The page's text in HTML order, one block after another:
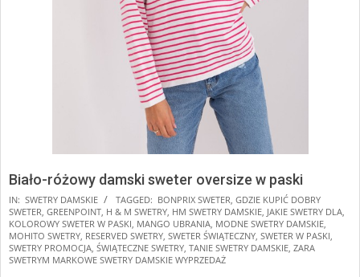
Biało-różowy damski sweter oversize w paski
2025-
11-
17
IN: SWETRY DAMSKIE TAGGED: BONPRIX SWETER, GDZIE KUPIĆ DOBRY
SWETER, GREENPOINT, H & M SWETRY, HM SWETRY DAMSKIE, JAKIE SWETRY DLA,
KOLOROWY SWETER W PASKI, MANGO UBRANIA, MODNE SWETRY DAMSKIE,
MOHITO SWETRY, RESERVED SWETRY, SWETER ŚWIĄTECZNY, SWETER W PASKI,
SWETRY PROMOCJA, ŚWIĄTECZNE SWETRY, TANIE SWETRY DAMSKIE, ZARA
SWETRYM MARKOWE SWETRY DAMSKIE WYPRZEDAŻ